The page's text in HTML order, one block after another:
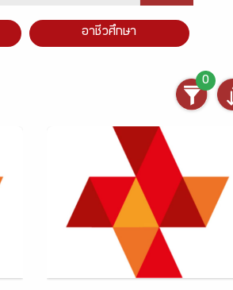
อาชีวศึกษา
0